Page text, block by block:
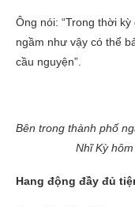
Ông nói: “Trong thời
ngầm như vậy có thể
cầu nguyện”.
Bên trong thành phố
Nhĩ Kỳ
Hang động đầy đủ